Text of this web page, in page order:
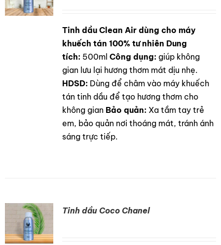
Tinh dầu Clean Air dùng cho máy
khuếch tán 100% tư nhiên Dung
tích: 500ml Công dụng: giúp không
gian lưu lại hương thơm mát dịu nhẹ.
HDSD: Dùng để châm vào máy khuếch
tán tinh dầu để tạo hương thơm cho
không gian Bảo quản: Xa tầm tay trẻ
em, bảo quản nơi thoáng mát, tránh ánh
sáng trực tiếp.
Tinh dầu Coco Chanel